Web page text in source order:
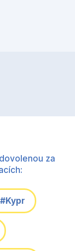
za
#Kypr